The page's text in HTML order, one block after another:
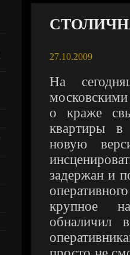
27.10.2009
На
о краже
квартиры в
новую
задержан и
крупное
обналичил